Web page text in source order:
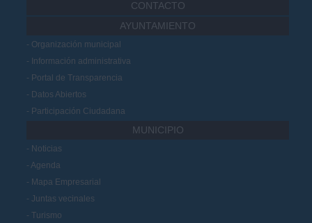
CONTACTO
AYUNTAMIENTO
Organización municipal
Información administrativa
Portal de Transparencia
Datos Abiertos
Participación Ciudadana
MUNICIPIO
Noticias
Agenda
Mapa Empresarial
Juntas vecinales
Turismo